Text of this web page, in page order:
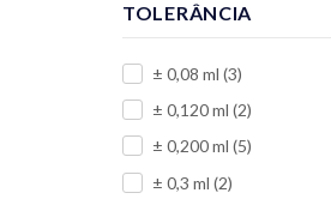
TOLERÂNCIA
± 0,08 ml (3)
± 0,120 ml (2)
± 0,200 ml (5)
± 0,3 ml (2)